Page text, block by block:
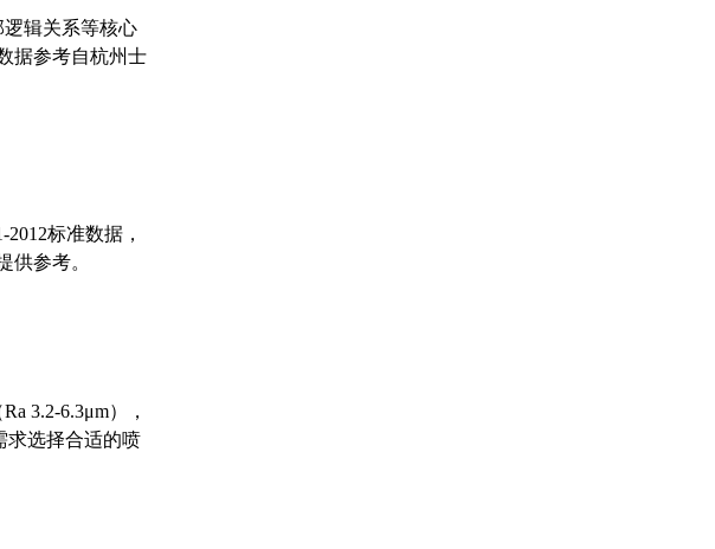
辑关系等核心
据参考自杭州士
标准数据，
供参考。
3.2-6.3μm），
求选择合适的喷